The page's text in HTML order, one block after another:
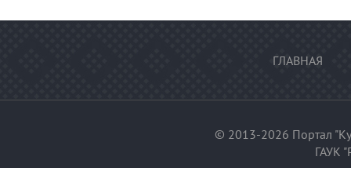
ГЛАВНАЯ
© 2013-2026 Портал
ГАУК